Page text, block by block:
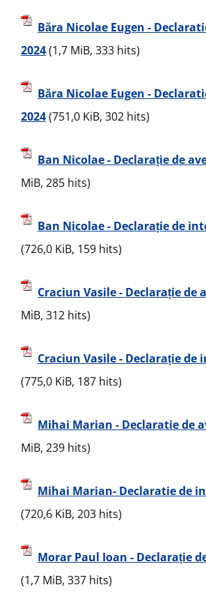
Băra Nicolae Eugen -
2024(1,7 MiB, 333 hits)
Băra Nicolae Eugen -
2024(751,0 KiB, 302 hits)
Ban Nicolae - Declarație de
MiB, 285 hits)
Ban Nicolae - Declarație de
(726,0 KiB, 159 hits)
Craciun Vasile - Declarație de
MiB, 312 hits)
Craciun Vasile - Declarație de
(775,0 KiB, 187 hits)
Mihai Marian - Declaratie de
MiB, 239 hits)
Mihai Marian- Declaratie de
(720,6 KiB, 203 hits)
Morar Paul Ioan - Declarație
(1,7 MiB, 337 hits)